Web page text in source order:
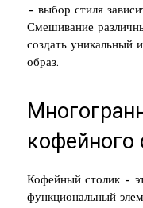
– выбор стиля
Смешивание
создать уникальный
образ.
кофейного
Кофейный столик –
функциональный